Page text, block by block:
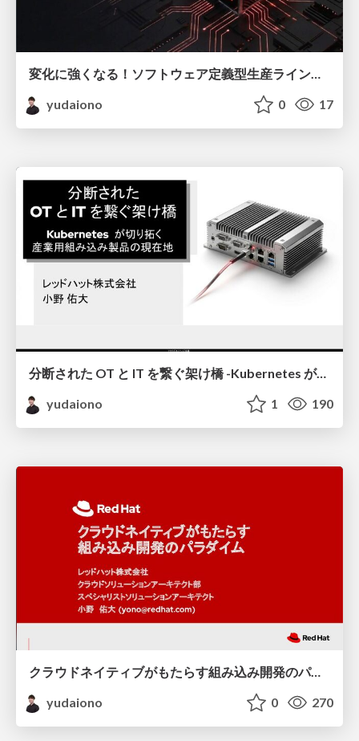
変化に強くなる！ソフトウェア定義型生産ラインの道標
yudaiono
0 17
分断された OT と IT を繋ぐ架け橋 -Kubernetes が切り拓く 産業用組み込み製品の現在地 -
yudaiono
1 190
クラウドネイティブがもたらす組み込み開発のパラダイム
yudaiono
0 270